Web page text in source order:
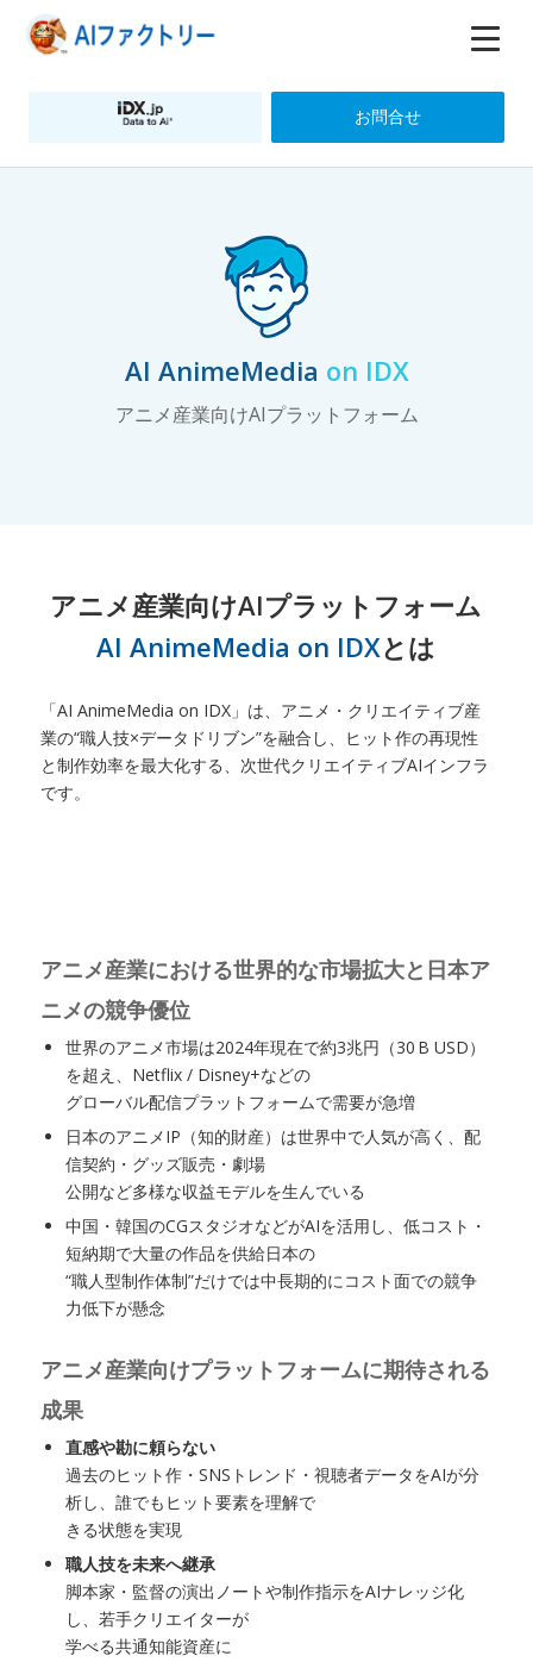
お問合せ
AI AnimeMedia on IDX
アニメ産業向けAIプラットフォーム
アニメ産業向けAIプラットフォーム
AI AnimeMedia on IDXとは
「AI AnimeMedia on IDX」は、アニメ・クリエイティブ産
業の“職人技×データドリブン”を融合し、ヒット作の再現性
と制作効率を最大化する、次世代クリエイティブAIインフラ
です。
アニメ産業における世界的な市場拡大と日本ア
ニメの競争優位
世界のアニメ市場は2024年現在で約3兆円（30 B USD）
を超え、Netflix / Disney+などの
グローバル配信プラットフォームで需要が急増
日本のアニメIP（知的財産）は世界中で人気が高く、配
信契約・グッズ販売・劇場
公開など多様な収益モデルを生んでいる
中国・韓国のCGスタジオなどがAIを活用し、低コスト・
短納期で大量の作品を供給日本の
“職人型制作体制”だけでは中長期的にコスト面での競争
力低下が懸念
アニメ産業向けプラットフォームに期待される
成果
直感や勘に頼らない
過去のヒット作・SNSトレンド・視聴者データをAIが分
析し、誰でもヒット要素を理解で
きる状態を実現
職人技を未来へ継承
脚本家・監督の演出ノートや制作指示をAIナレッジ化
し、若手クリエイターが
学べる共通知能資産に